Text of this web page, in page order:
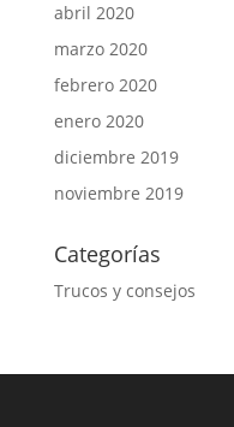
abril 2020
marzo 2020
febrero 2020
enero 2020
diciembre 2019
noviembre 2019
Categorías
Trucos y consejos